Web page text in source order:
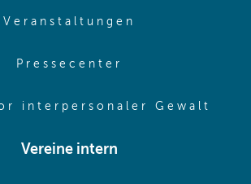
Veranstaltungen
Pressecenter
interpersonaler Gewalt
Vereine intern